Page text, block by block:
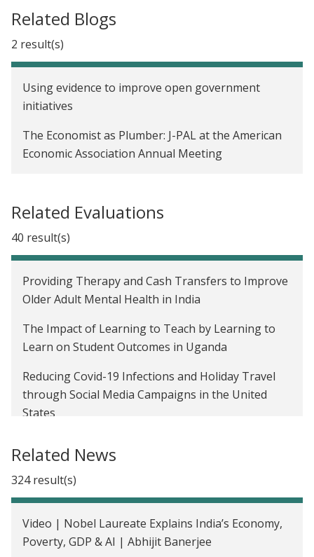
Related Blogs
2 result(s)
Using evidence to improve open government
initiatives
The Economist as Plumber: J-PAL at the American
Economic Association Annual Meeting
Related Evaluations
40 result(s)
Providing Therapy and Cash Transfers to Improve
Older Adult Mental Health in India
The Impact of Learning to Teach by Learning to
Learn on Student Outcomes in Uganda
Reducing Covid-19 Infections and Holiday Travel
through Social Media Campaigns in the United
States
Escuelas Primarias en India a que Adquieran
Destrezas Básicas
Mejorar las Tasas de Vacunación por medio de
Campamentos e Incentivos Periódicos en India
Related News
324 result(s)
Video | Nobel Laureate Explains India’s Economy,
Poverty, GDP & AI | Abhijit Banerjee